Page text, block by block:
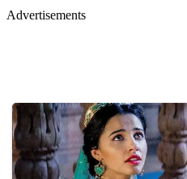
Advertisements